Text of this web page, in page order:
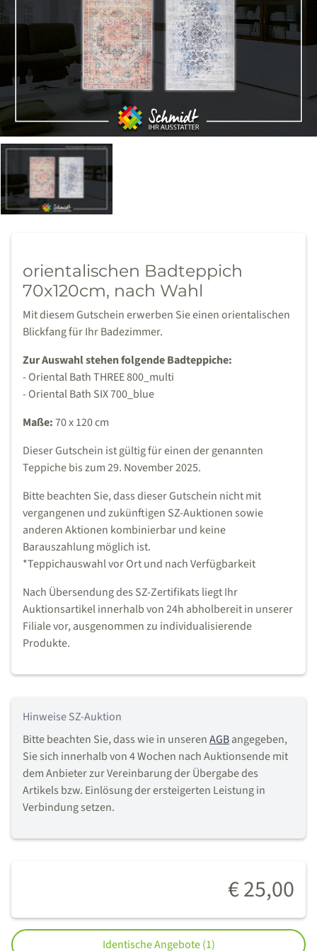
€ 25,00
Identische Angebote (1)
orientalischen Badteppich
70x120cm, nach Wahl
Mit diesem Gutschein erwerben Sie einen orientalischen
Blickfang für Ihr Badezimmer.
Zur Auswahl stehen folgende Badteppiche:
- Oriental Bath THREE 800_multi
- Oriental Bath SIX 700_blue
Maße:70 x 120 cm
Dieser Gutschein ist gültig für einen der genannten
Teppiche bis zum 29. November 2025.
Bitte beachten Sie, dass dieser Gutschein nicht mit
vergangenen und zukünftigen SZ-Auktionen sowie
anderen Aktionen kombinierbar und keine
Barauszahlung möglich ist.
*Teppichauswahl vor Ort und nach Verfügbarkeit
Nach Übersendung des SZ-Zertifikats liegt Ihr
Auktionsartikel innerhalb von 24h abholbereit in unserer
Filiale vor, ausgenommen zu individualisierende
Produkte.
Hinweise SZ-Auktion
Bitte beachten Sie, dass wie in unserenAGBangegeben,
Sie sich innerhalb von 4 Wochen nach Auktionsende mit
dem Anbieter zur Vereinbarung der Übergabe des
Artikels bzw. Einlösung der ersteigerten Leistung in
Verbindung setzen.